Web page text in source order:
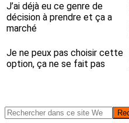
J’ai déjà eu ce genre de
décision à prendre et ça a
marché
Je ne peux pas choisir cette
option, ça ne se fait pas
Barre
Rechercher